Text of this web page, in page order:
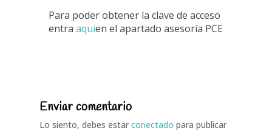
Para poder obtener la clave de acceso
entra aquíen el apartado asesoría PCE
Enviar comentario
Lo siento, debes estar conectado para publicar